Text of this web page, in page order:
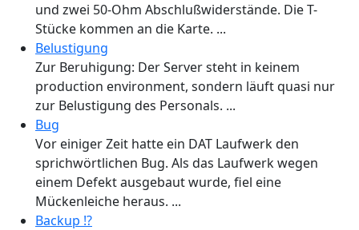
und zwei 50-Ohm Abschlußwiderstände. Die T-
Stücke kommen an die Karte. ...
Belustigung
Zur Beruhigung: Der Server steht in keinem
production environment, sondern läuft quasi nur
zur Belustigung des Personals. ...
Bug
Vor einiger Zeit hatte ein DAT Laufwerk den
sprichwörtlichen Bug. Als das Laufwerk wegen
einem Defekt ausgebaut wurde, fiel eine
Mückenleiche heraus. ...
Backup !?